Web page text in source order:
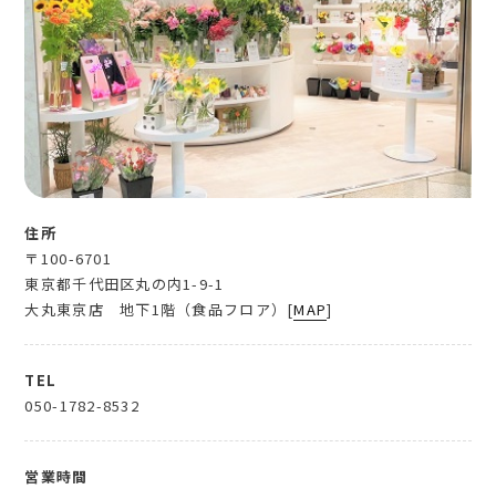
住所
〒100-6701
東京都千代田区丸の内1-9-1
大丸東京店 地下1階（食品フロア）[MAP]
TEL
050-1782-8532
営業時間